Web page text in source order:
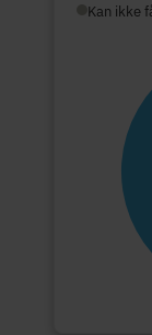
Kan ikke